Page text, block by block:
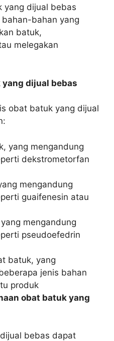
yang dijual bebas
bahan yang
batuk,
melegakan
dijual bebas
obat batuk yang dijual
yang mengandung
dekstrometorfan
mengandung
guaifenesin atau
mengandung
pseudoefedrin
batuk, yang
jenis bahan
produk
obat batuk yang
bebas dapat